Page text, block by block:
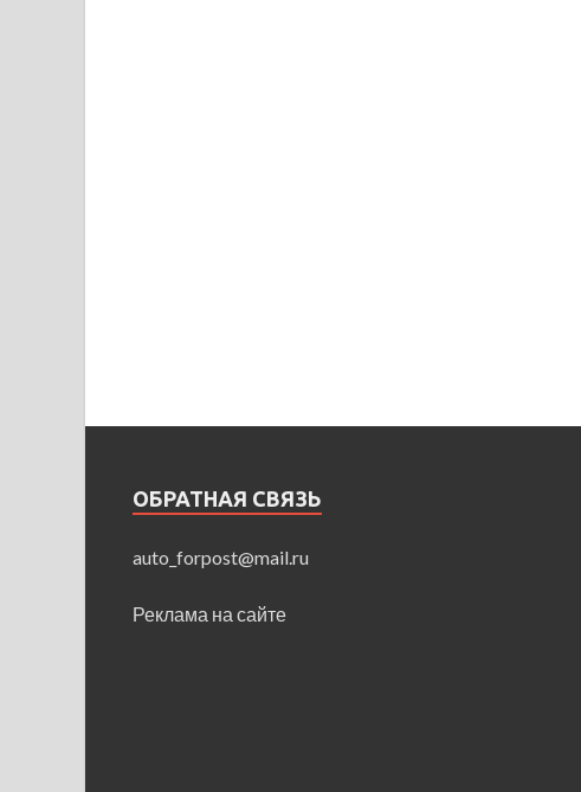
ОБРАТНАЯ СВЯЗЬ
auto_forpost@mail.ru
Реклама на сайте